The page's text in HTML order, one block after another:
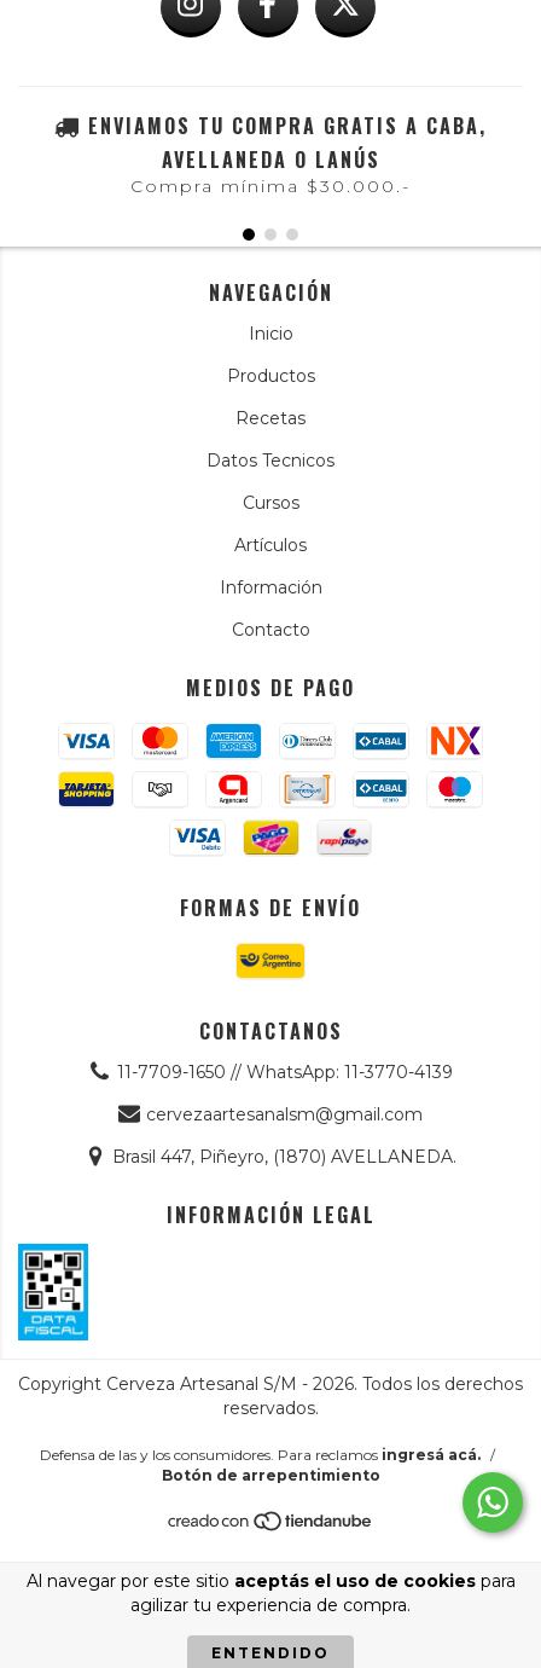
Al navegar por este sitio aceptás el uso de cookiespara
agilizar tu experiencia de compra.
ENTENDIDO
ENVIAMOS TU COMPRA GRATIS A CABA,
AVELLANEDA O LANÚS
Compra mínima $30.000.-
NAVEGACIÓN
Inicio
Productos
Recetas
Datos Tecnicos
Cursos
Artículos
Información
Contacto
MEDIOS DE PAGO
FORMAS DE ENVÍO
CONTACTANOS
11-7709-1650 // WhatsApp: 11-3770-4139
cervezaartesanalsm@gmail.com
Brasil 447, Piñeyro, (1870) AVELLANEDA.
INFORMACIÓN LEGAL
Copyright Cerveza Artesanal S/M - 2026. Todos los derechos
reservados.
Defensa de las y los consumidores. Para reclamos ingresá acá. /
Botón de arrepentimiento